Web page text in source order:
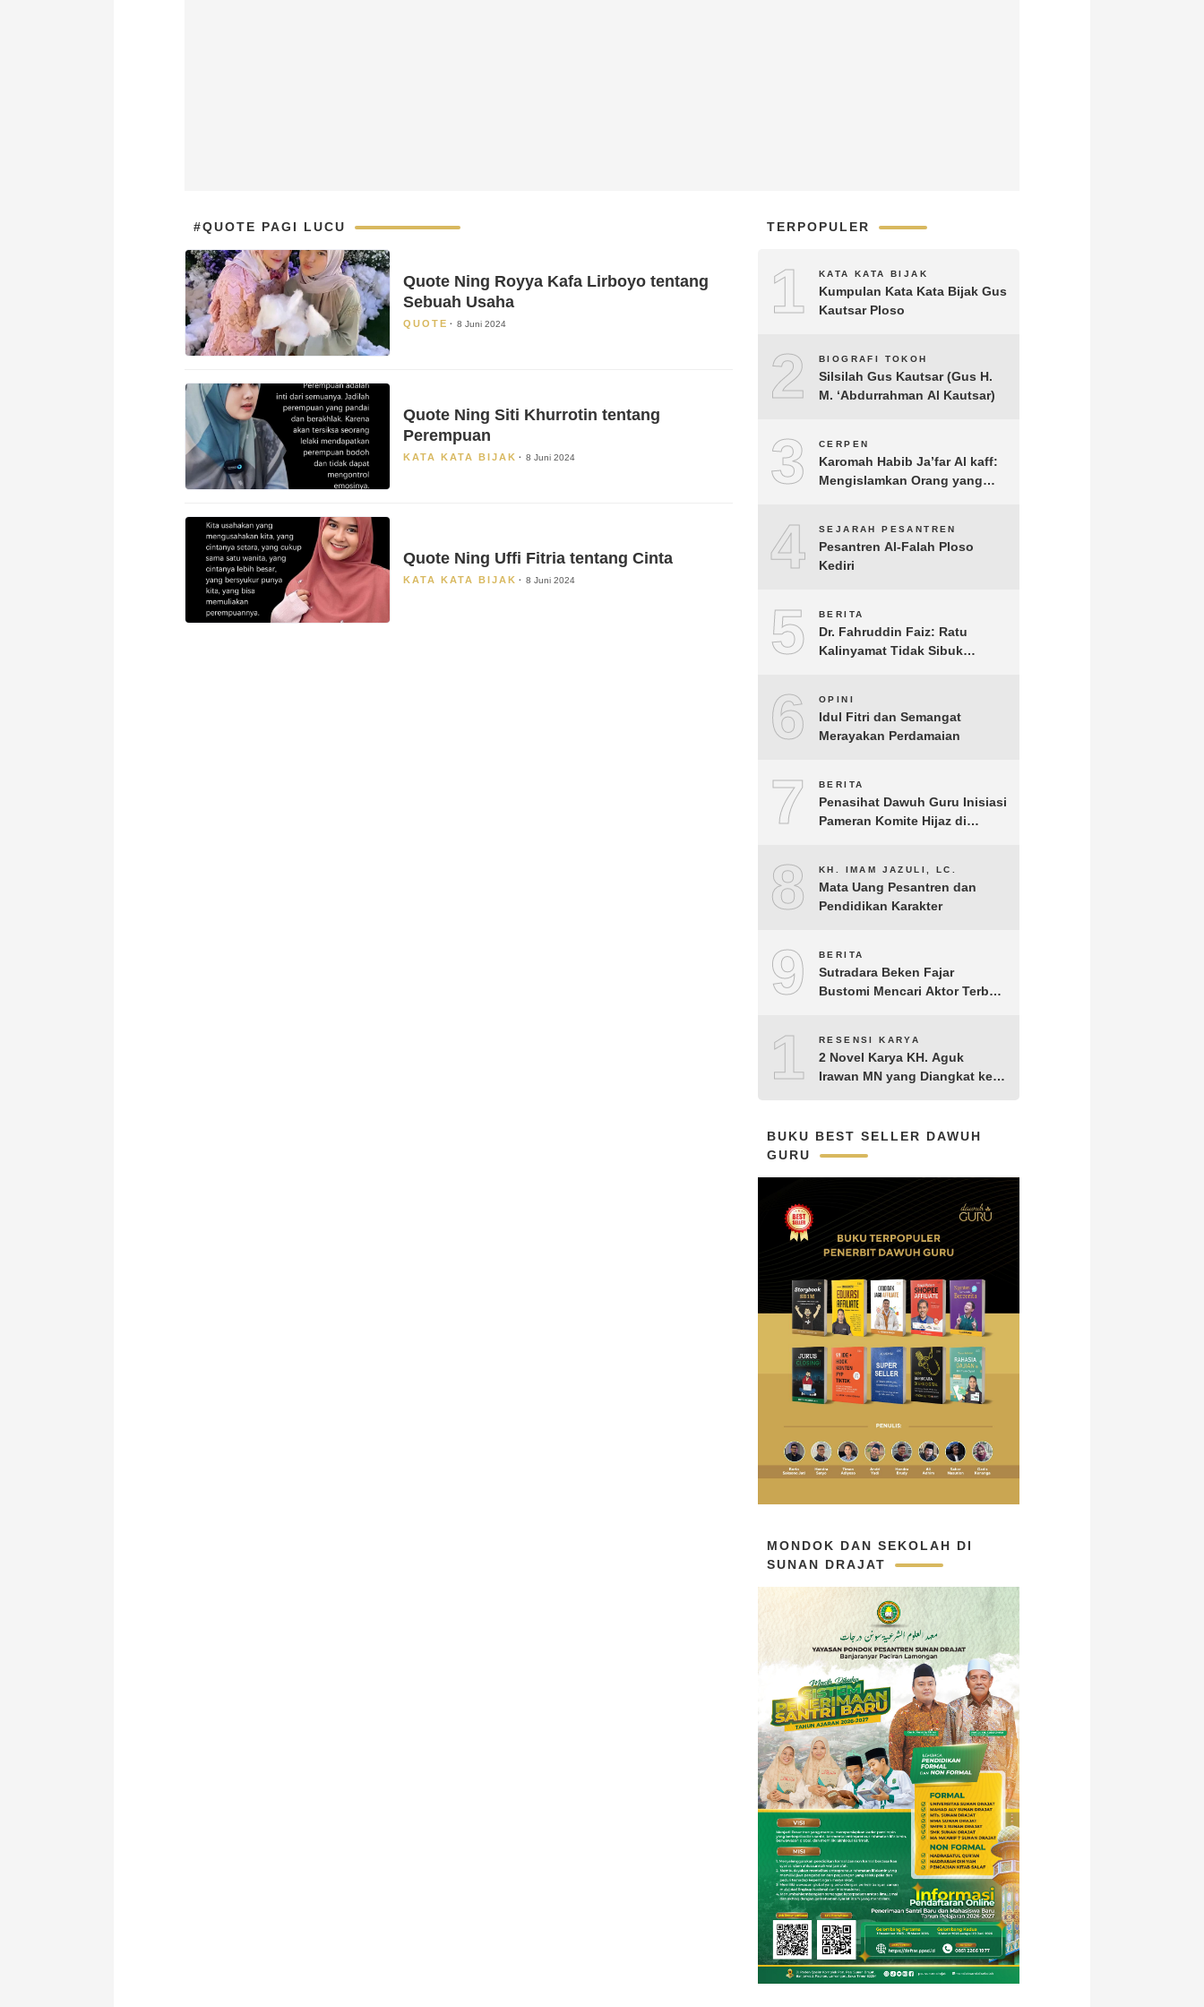
#QUOTE PAGI LUCU
Quote Ning Royya Kafa Lirboyo tentang
Sebuah Usaha
QUOTE 8 Juni 2024
Quote Ning Siti Khurrotin tentang
Perempuan
KATA KATA BIJAK 8 Juni 2024
Quote Ning Uffi Fitria tentang Cinta
KATA KATA BIJAK 8 Juni 2024
TERPOPULER
1 KATA KATA BIJAK
Kumpulan Kata Kata Bijak Gus
Kautsar Ploso
2 BIOGRAFI TOKOH
Silsilah Gus Kautsar (Gus H.
M. ‘Abdurrahman Al Kautsar)
3 CERPEN
Karomah Habib Ja’far Al kaff:
Mengislamkan Orang yang
4 SEJARAH PESANTREN
Pesantren Al-Falah Ploso
Kediri
5 BERITA
Dr. Fahruddin Faiz: Ratu
Kalinyamat Tidak Sibuk
Perekonomian Rakyatnya
6 OPINI
Idul Fitri dan Semangat
Merayakan Perdamaian
7 BERITA
Penasihat Dawuh Guru Inisiasi
Pameran Komite Hijaz di
8 KH. IMAM JAZULI, LC.
Mata Uang Pesantren dan
Pendidikan Karakter
9 BERITA
Sutradara Beken Fajar
Bustomi Mencari Aktor Terbaik
KH. Hasyim Asy’ari karya KH.
Aguk Irawan MN
10RESENSI KARYA
2 Novel Karya KH. Aguk
Irawan MN yang Diangkat ke
BUKU BEST SELLER DAWUH
GURU
MONDOK DAN SEKOLAH DI
SUNAN DRAJAT